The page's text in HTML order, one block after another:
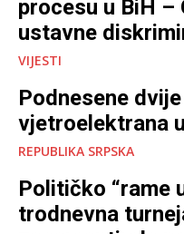
procesu u BiH –
ustavne
VIJESTI
Podnesene
vjetroelektrana
REPUBLIKA SRPSKA
Političko “rame
trodnevna